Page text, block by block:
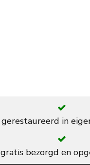
gerestaureerd in
gratis bezorgd en